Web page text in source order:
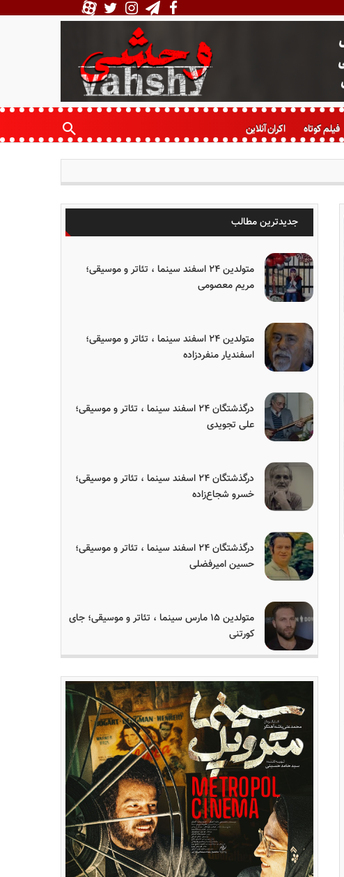
فیلم کوتاه اکران آنلاین
جدیدترین مطالب
متولدین ۲۴ اسفند سینما ، تئاتر و موسیقی؛
مریم معصومی
متولدین ۲۴ اسفند سینما ، تئاتر و موسیقی؛
اسفندیار منفردزاده
درگذشتگان ۲۴ اسفند سینما ، تئاتر و موسیقی؛
علی تجویدی
درگذشتگان ۲۴ اسفند سینما ، تئاتر و موسیقی؛
خسرو شجاع‌زاده
درگذشتگان ۲۴ اسفند سینما ، تئاتر و موسیقی؛
حسین امیرفضلی
متولدین ۱۵ مارس سینما ، تئاتر و موسیقی؛ جای
کورتنی